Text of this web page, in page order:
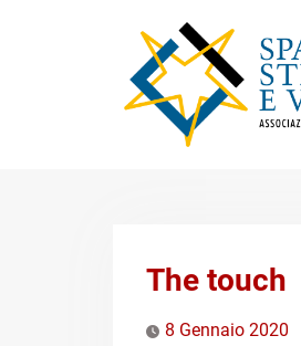
The touch
8 Gennaio 2020